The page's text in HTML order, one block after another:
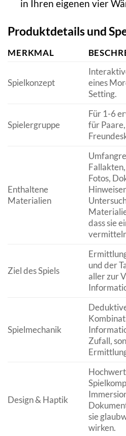
in Ihren eigenen vier
Produktdetails und
MERKMAL
Spielkonzept
eines
Setting.
Spielergruppe
Für 1-6
für
Enthaltene
Materialien
Fotos,
dass sie
Ziel des Spiels
und der
aller zur
Spielmechanik
Zufall,
Design & Haptik
sie
wirken.